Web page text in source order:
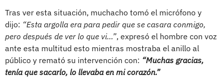
Tras ver esta situación, muchacho tomó el micrófono y
dijo: “Esta argolla era para pedir que se casara conmigo,
pero después de ver lo que vi…”, expresó el hombre con voz
ante esta multitud esto mientras mostraba el anillo al
público y remató su intervención con: “Muchas gracias,
tenía que sacarlo, lo llevaba en mi corazón.”